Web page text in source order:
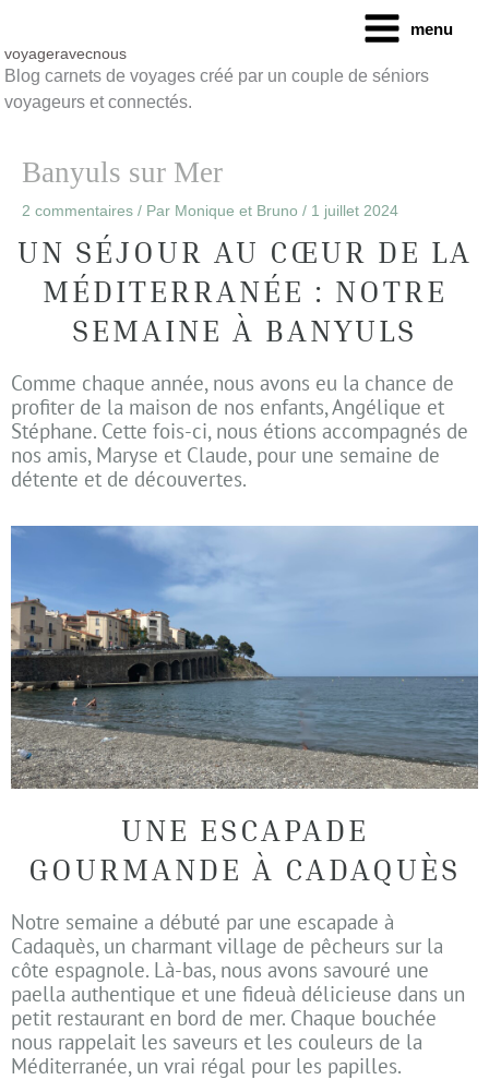
contenu
menu
voyageravecnous
Blog carnets de voyages créé par un couple de séniors
voyageurs et connectés.
Banyuls sur Mer
2 commentaires / Par Monique et Bruno / 1 juillet 2024
UN SÉJOUR AU CŒUR DE LA
MÉDITERRANÉE : NOTRE
SEMAINE À BANYULS
Comme chaque année, nous avons eu la chance de
profiter de la maison de nos enfants, Angélique et
Stéphane. Cette fois-ci, nous étions accompagnés de
nos amis, Maryse et Claude, pour une semaine de
détente et de découvertes.
UNE ESCAPADE
GOURMANDE À CADAQUÈS
Notre semaine a débuté par une escapade à
Cadaquès, un charmant village de pêcheurs sur la
côte espagnole. Là-bas, nous avons savouré une
paella authentique et une fideuà délicieuse dans un
petit restaurant en bord de mer. Chaque bouchée
nous rappelait les saveurs et les couleurs de la
Méditerranée, un vrai régal pour les papilles.